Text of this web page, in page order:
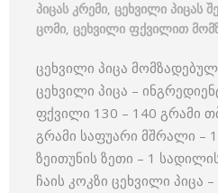
პიცას კრემი, ცეხვილი პიცას
ცომი, ცეხვილი ფქვილით
ცეხვილი პიცა
ცეხვილი პიცა –
ფქვილი 130 – 140 გრამი
გრამი საფუარი მშრალი –
ზეითუნის ზეთი – 1
ჩაის კოკზი ცეხვილი პიცა